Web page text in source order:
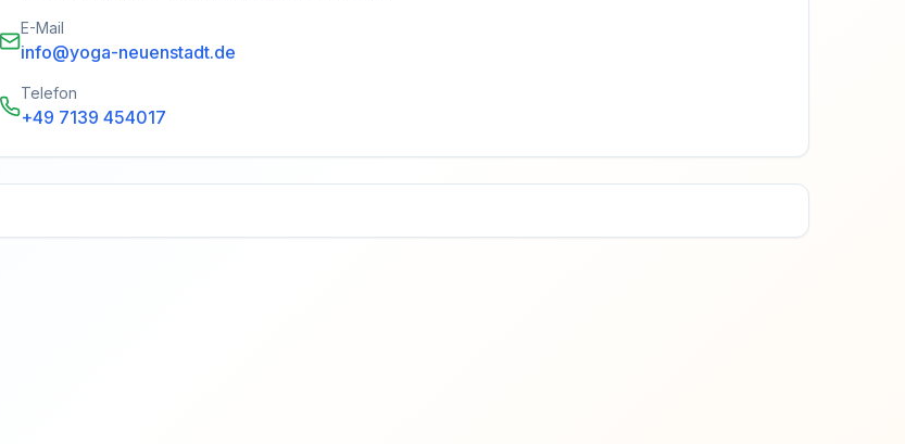
E-Mail
info@yoga-neuenstadt.de
Telefon
+49 7139 454017